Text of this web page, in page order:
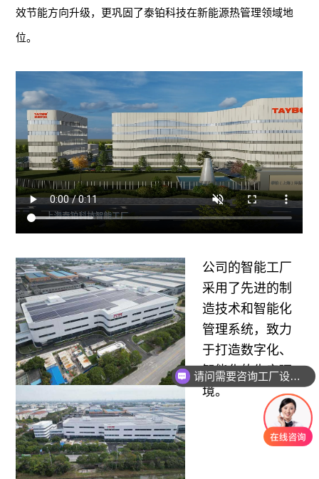
效节能方向升级，更巩固了泰铂科技在新能源热管理领域地
位。
公司的智能工厂
采用了先进的制
造技术和智能化
管理系统，致力
于打造数字化、
智能化的生产环
境。
大驰设计主要提供哪些业务？